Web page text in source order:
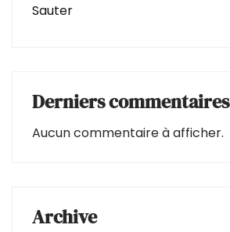
Sauter
Derniers commentaires
Aucun commentaire à afficher.
Archive